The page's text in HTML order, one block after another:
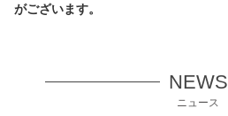
がございます。
NEWS
ニュース